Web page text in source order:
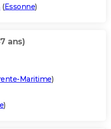
(Essonne)
ans)
Maritime)
)